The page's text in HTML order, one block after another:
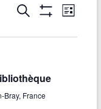
R
e
h
e
R
c
e
F
E
N
L
s
Bray, France